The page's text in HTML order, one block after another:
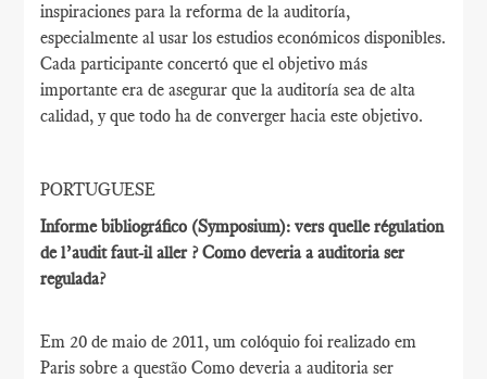
inspiraciones para la reforma de la auditoría,
especialmente al usar los estudios económicos disponibles.
Cada participante concertó que el objetivo más
importante era de asegurar que la auditoría sea de alta
calidad, y que todo ha de converger hacia este objetivo.
PORTUGUESE
Informe bibliográfico (Symposium): vers quelle régulation
de l’audit faut-il aller ? Como deveria a auditoria ser
regulada?
Em 20 de maio de 2011, um colóquio foi realizado em
Paris sobre a questão Como deveria a auditoria ser